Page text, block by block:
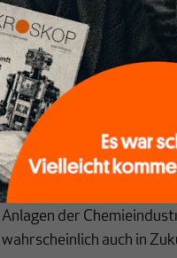
schon viele Jahre
weiter verstärkt. Aber sie
USA verschlechtern die
USA, teilweise durch
China wird wohl weiterhin
zu beziehen, aber immer
Industrie, dem
herstellen.
Anlagen der
wahrscheinlich auch in